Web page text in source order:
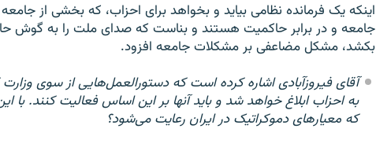
اینکه یک فرمانده نظامی بیاید و بخواهد برای احزاب، که بخشی از
جامعه و در برابر حاکمیت هستند و بناست که صدای ملت را به گوش
بکشد، مشکل مضاعفی بر مشکلات جامعه افزود.
آقای فیروزآبادی اشاره کرده است که دستورالعمل‌هایی از سوی
به احزاب ابلاغ خواهد شد و باید آنها بر این اساس فعالیت کنند.
که معیارهای دموکراتیک در ایران رعایت می‌شود؟